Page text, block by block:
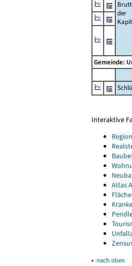
der
Gemeinde:
Interaktive
Atlas
▴ nach oben